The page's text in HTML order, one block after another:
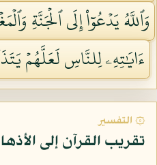
وَٱللَّهُ يَدۡعُوٓاْ إِلَى ٱلۡجَنَّةِ
ءَايَٰتِهِۦ لِلنَّاسِ لَعَلَّهُمۡ
۞ التفسير
تقريب القرآن إلى